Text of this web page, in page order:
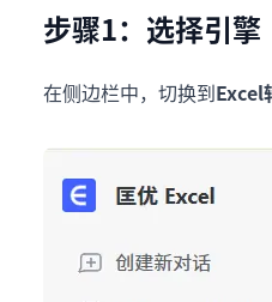
步骤1：选择引擎
在侧边栏中，切换到Excel